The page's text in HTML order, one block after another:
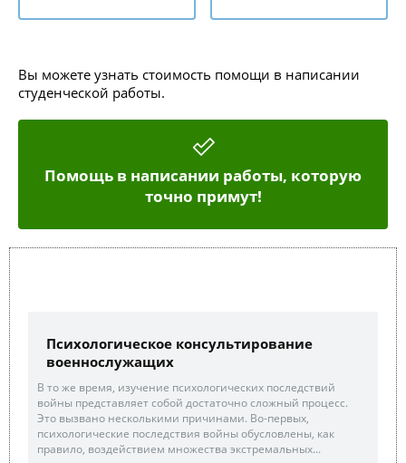
Вы можете узнать стоимость помощи в написании
студенческой работы.
Помощь в написании работы, которую
точно примут!
Психологическое консультирование
военнослужащих
В то же время, изучение психологических последствий
войны представляет собой достаточно сложный процесс.
Это вызвано несколькими причинами. Во-первых,
психологические последствия войны обусловлены, как
правило, воздействием множества экстремальных...